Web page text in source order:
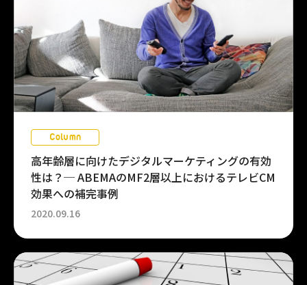
Column
高年齢層に向けたデジタルマーケティングの有効
性は？─ ABEMAのMF2層以上におけるテレビCM
効果への補完事例
2020.09.16